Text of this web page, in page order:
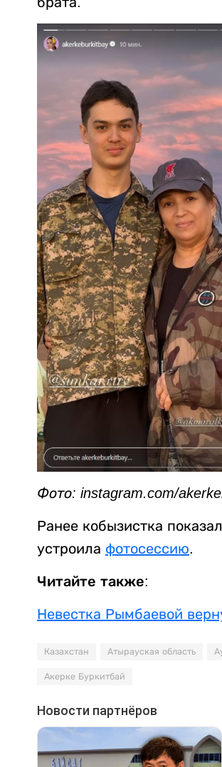
Фото: instagram.com/
Ранее кобызистка
устроила фотосессию.
Читайте также:
Невестка Рымбаевой
Казахстан Атырауская область
Акерке Буркитбай